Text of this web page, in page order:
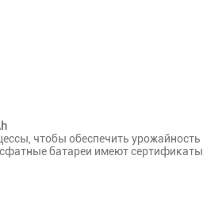
чтобы обеспечить урожайность
батареи имеют сертификаты